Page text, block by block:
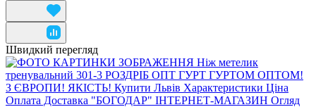
Швидкий перегляд